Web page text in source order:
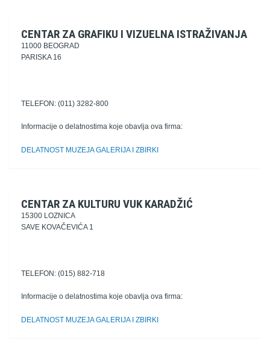
CENTAR ZA GRAFIKU I VIZUELNA ISTRAŽIVANJA
11000 BEOGRAD
PARISKA 16
TELEFON: (011) 3282-800
Informacije o delatnostima koje obavlja ova firma:
DELATNOST MUZEJA GALERIJA I ZBIRKI
CENTAR ZA KULTURU VUK KARADŽIĆ
15300 LOZNICA
SAVE KOVAČEVIĆA 1
TELEFON: (015) 882-718
Informacije o delatnostima koje obavlja ova firma:
DELATNOST MUZEJA GALERIJA I ZBIRKI